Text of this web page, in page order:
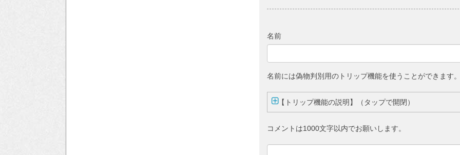
名前
名前には偽物判別用のトリップ機能を使うことができます
【トリップ機能の説明】（タップで開閉）
コメントは1000文字以内でお願いします。